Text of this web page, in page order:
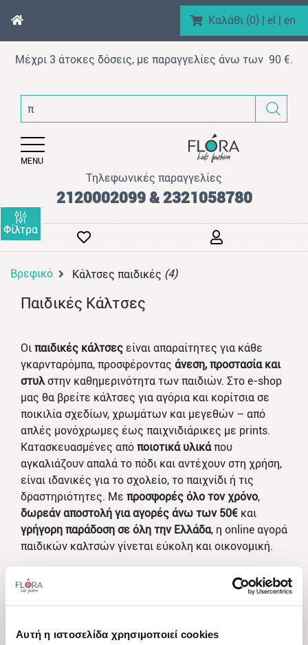
Αυτή η ιστοσελίδα χρησιμοποιεί cookies
Καλάθι (0) | el | en
(Κορίτσι)
(Βρεφικό)
(AΞEΣOYAP)
(Brand)
(Προϊόντα)
Μέχρι 3 άτοκες δόσεις, με παραγγελίες άνω των 90 €.
π.χ
MENU
Τηλεφωνικές παραγγελίες
2120002099 & 2321058780
Βρεφικό Κάλτσες παιδικές (4)
Φίλτρα
Παιδικές Κάλτσες
Οι παιδικές κάλτσες είναι απαραίτητες για κάθε
γκαρνταρόμπα, προσφέροντας άνεση, προστασία και
στυλστην καθημερινότητα των παιδιών. Στο e-shop
μας θα βρείτε κάλτσες για αγόρια και κορίτσια σε
ποικιλία σχεδίων, χρωμάτων και μεγεθών – από
απλές μονόχρωμες έως παιχνιδιάρικες με prints.
Κατασκευασμένες από ποιοτικά υλικάπου
αγκαλιάζουν απαλά το πόδι και αντέχουν στη χρήση,
είναι ιδανικές για το σχολείο, το παιχνίδι ή τις
δραστηριότητες. Με προσφορές όλο τον χρόνο,
δωρεάν αποστολή για αγορές άνω των 50€ και
γρήγορη παράδοση σε όλη την Ελλάδα, η online αγορά
παιδικών καλτσών γίνεται εύκολη και οικονομική.